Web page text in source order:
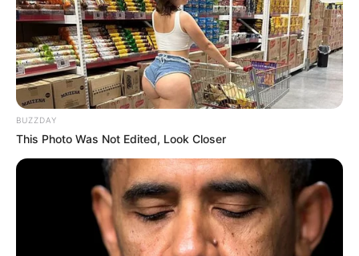
BUZZDAY
This Photo Was Not Edited, Look Closer